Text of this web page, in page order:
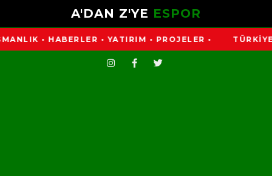
A'DAN Z'YE ESPOR
HABERLER • YATIRIM • PROJELER • TÜRKİYE'NİN